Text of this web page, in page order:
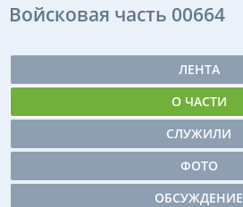
Войсковая часть 00664
ЛЕНТА
О ЧАСТИ
СЛУЖИЛИ
ФОТО
ОБСУЖДЕНИЕ